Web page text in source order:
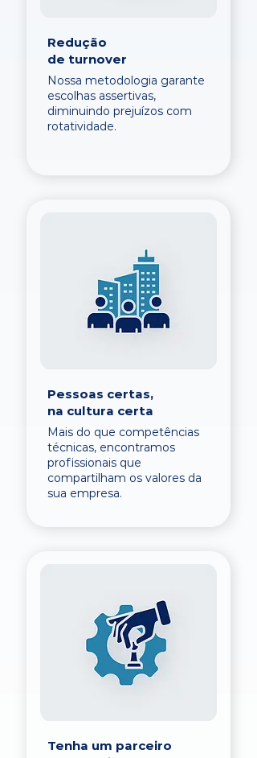
Redução
de turnover
Nossa metodologia garante
escolhas assertivas,
diminuindo prejuízos com
rotatividade.
Pessoas certas,
na cultura certa
Mais do que competências
técnicas, encontramos
profissionais que
compartilham os valores da
sua empresa.
Tenha um parceiro